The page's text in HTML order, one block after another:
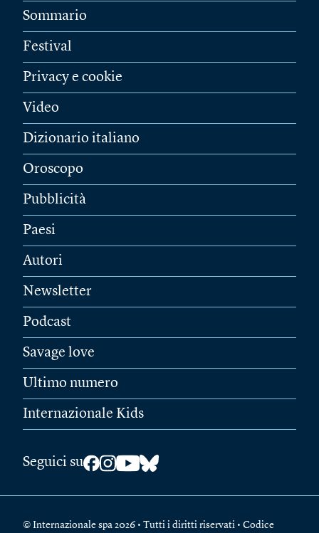
Sommario
Festival
Privacy e cookie
Video
Dizionario italiano
Oroscopo
Pubblicità
Paesi
Autori
Newsletter
Podcast
Savage love
Ultimo numero
Internazionale Kids
Seguici su
© Internazionale spa 2026 • Tutti i diritti riservati • Codice